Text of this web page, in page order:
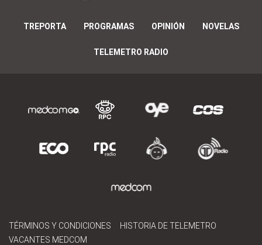
TREPORTA PROGRAMAS OPINIÓN NOVELAS
TELEMETRO RADIO
TÉRMINOS Y CONDICIONES
HISTORIA DE TELEMETRO
VACANTES MEDCOM